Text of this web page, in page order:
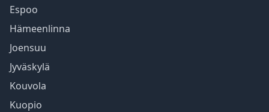
Espoo
Hämeenlinna
Joensuu
Jyväskylä
Kouvola
Kuopio